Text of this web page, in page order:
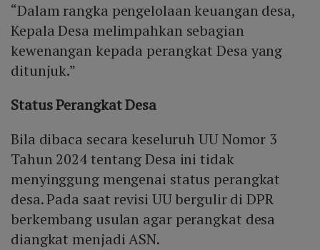
“Dalam rangka pengelolaan keuangan desa,
Kepala Desa melimpahkan sebagian
kewenangan kepada perangkat Desa yang
ditunjuk.”
Status Perangkat Desa
Bila dibaca secara keseluruh UU Nomor 3
Tahun 2024 tentang Desa ini tidak
menyinggung mengenai status perangkat
desa. Pada saat revisi UU bergulir di DPR
berkembang usulan agar perangkat desa
diangkat menjadi ASN.